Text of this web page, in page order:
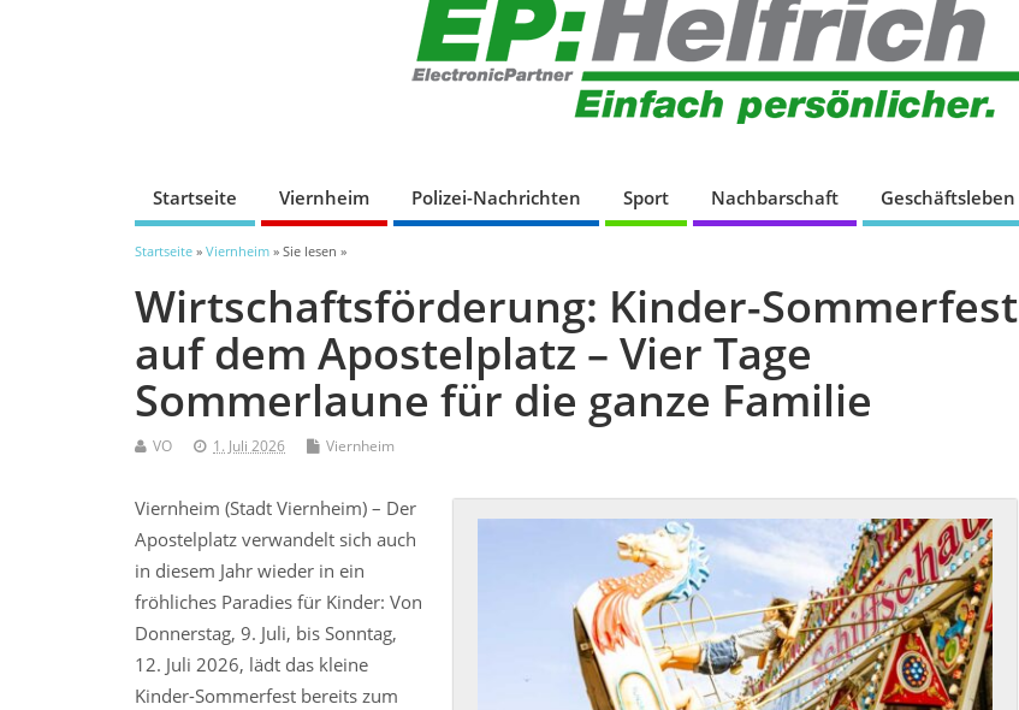
Startseite Viernheim Polizei-Nachrichten Sport Nachbarschaft Geschäftsleben
Startseite » Viernheim » Sie lesen »
Wirtschaftsförderung: Kinder-Sommerfest
auf dem Apostelplatz – Vier Tage
Sommerlaune für die ganze Familie
VO 1. Juli 2026 Viernheim
Viernheim (Stadt Viernheim) – Der
Apostelplatz verwandelt sich auch
in diesem Jahr wieder in ein
fröhliches Paradies für Kinder: Von
Donnerstag, 9. Juli, bis Sonntag,
12. Juli 2026, lädt das kleine
Kinder-Sommerfest bereits zum